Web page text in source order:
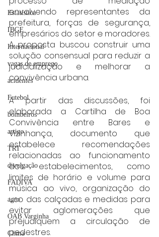
Estatística
IBGE
Internacional
vagas de emprego
acidentes
Futebol
bombeiros
artigo
TRT
divulgação
FADIVA
agro
OAB Varginha
Clima
envolvendo representantes da
prefeitura, forças de segurança,
empresários do setor e moradores.
A proposta buscou construir uma
solução consensual para reduzir a
judicialização e melhorar a
convivência urbana.
A partir das discussões, foi
elaborada a Cartilha de Boa
Convivência entre Bares e
Vizinhança, documento que
estabelece recomendações
relacionadas ao funcionamento
dos estabelecimentos, como
limites de horário e volume para
música ao vivo, organização do
uso das calçadas e medidas para
evitar aglomerações que
prejudiquem a circulação de
pedestres.